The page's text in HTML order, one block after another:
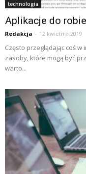
technologia
Aplikacje do
Redakcja - 12 kwietnia 2019
Często przeglądając coś
zasoby, które mogą być
warto...